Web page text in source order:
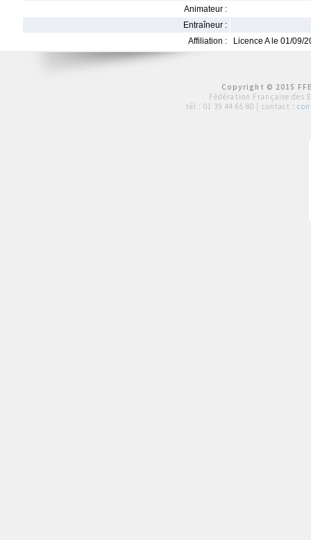
Animateur :
Entraîneur :
Affiliation :
Licence A le 01/09/
Copyright © 2015
Fédération Française des
tél : 01 39 44 65 80 | contact :